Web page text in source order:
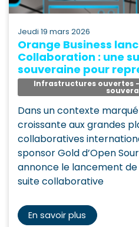
jeudi 19 mars 2026
Orange Business
Collaboration : une
souveraine pour
Infrastructures ouvertes
Dans un contexte
croissante aux grandes
collaboratives
sponsor Gold d’Open
annonce le lancement
suite collaborative
En savoir plus